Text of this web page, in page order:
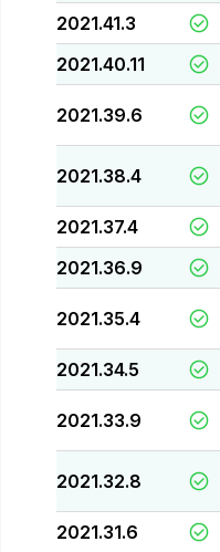
2021.41.3
2021.40.11
2021.39.6
2021.38.4
2021.37.4
2021.36.9
2021.35.4
2021.34.5
2021.33.9
2021.32.8
2021.31.6